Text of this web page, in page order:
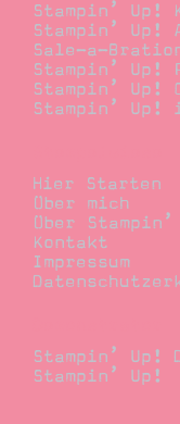
Stampin’ Up!
Stampin’ Up!
Sale-a-
Stampin’ Up!
Stampin’ Up!
Stampin’ Up!
Hier Starten
Über mich
Über Stampin’
Kontakt
Impressum
Stampin’ Up!
Stampin’ Up!